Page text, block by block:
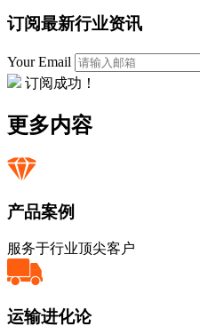
订阅最新行业资讯
Your Email
订阅成功！
更多内容
产品案例
服务于行业顶尖客户
运输进化论